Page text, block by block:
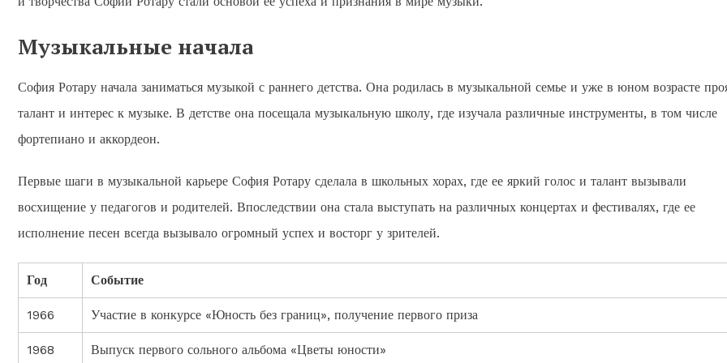
Музыкальные начала
София Ротару начала заниматься музыкой с раннего детства. Она родилась в музыкальной семье и уже в юном возрасте
талант и интерес к музыке. В детстве она посещала музыкальную школу, где изучала различные инструменты, в том числе
фортепиано и аккордеон.
Первые шаги в музыкальной карьере София Ротару сделала в школьных хорах, где ее яркий голос и талант вызывали
восхищение у педагогов и родителей. Впоследствии она стала выступать на различных концертах и фестивалях, где ее
исполнение песен всегда вызывало огромный успех и восторг у зрителей.
Год Событие
1966 Участие в конкурсе «Юность без границ», получение первого приза
1968 Выпуск первого сольного альбома «Цветы юности»